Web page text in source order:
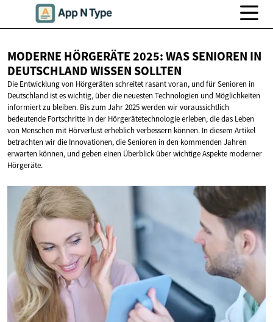
MODERNE HÖRGERÄTE 2025: WAS SENIOREN IN
DEUTSCHLANDWISSEN SOLLTEN
Die Entwicklung von Hörgeräten schreitet rasant voran, und für Senioren in
Deutschland ist es wichtig, über die neuesten Technologien und Möglichkeiten
informiert zu bleiben. Bis zum Jahr 2025 werden wir voraussichtlich
bedeutende Fortschritte in der Hörgerätetechnologie erleben, die das Leben
von Menschen mit Hörverlust erheblich verbessern können. In diesem Artikel
betrachten wir die Innovationen, die Senioren in den kommenden Jahren
erwarten können, und geben einen Überblick über wichtige Aspekte moderner
Hörgeräte.